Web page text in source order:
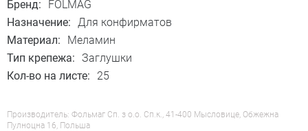
Бренд:
FOLMAG
Назначение: Для конфирматов
Материал:
Меламин
Тип крепежа: Заглушки
Кол-во на листе:
25
Производитель: Фольмаг Сп. з о.о. Сп.к., 41-400 Мысловице, Обжежна
Пулноцна 16, Польша